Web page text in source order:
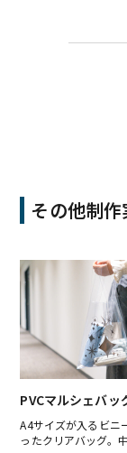
その他制
PVCマルシェバッ
地透明
A4サイズが入るビニ
ったクリアバッグ。